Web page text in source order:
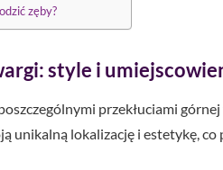
zęby?
style i
przekłuciami
unikalną lokalizację i estetykę,